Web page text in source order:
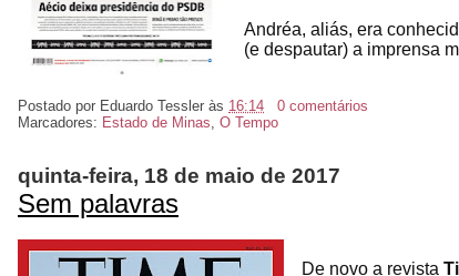
Andréa, aliás, era
(e despautar) a imprensa
Postado por Eduardo Tessler às 16:14
0 comentários
Marcadores: Estado de Minas O Tempo
quinta-feira, 18 de maio de 2017
Sem palavras
De novo a revista